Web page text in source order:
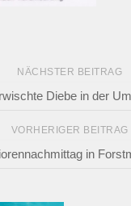
NÄCHSTER BEITRAG
Diebe in der
VORHERIGER BEITRAG
in